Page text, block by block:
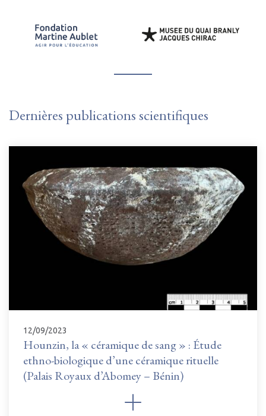
Dernières publications scientifiques
12/09/2023
Hounzin, la « céramique de sang » : Étude
ethno-biologique d’une céramique rituelle
(Palais Royaux d’Abomey – Bénin)